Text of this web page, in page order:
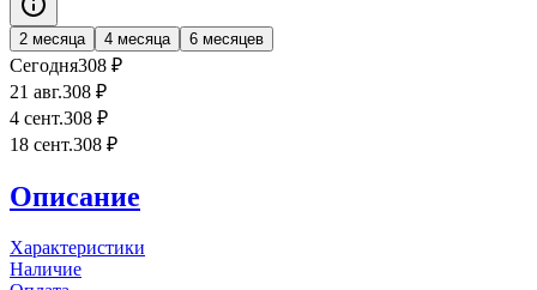
2 месяца 4 месяца 6 месяцев
Сегодня308 ₽
21 авг.308 ₽
4 сент.308 ₽
18 сент.308 ₽
Описание
Характеристики
Наличие